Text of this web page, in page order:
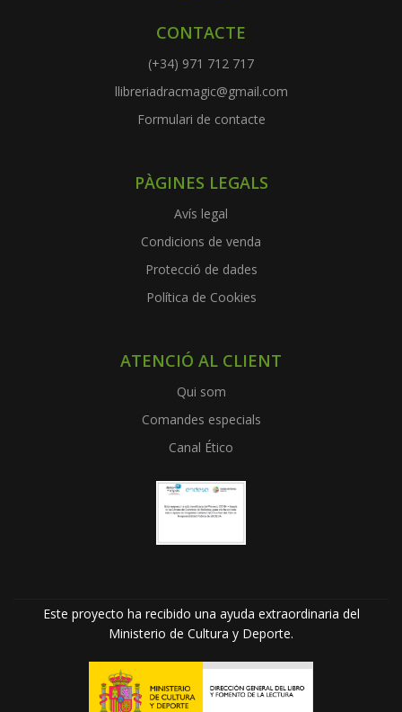
CONTACTE
(+34) 971 712 717
llibreriadracmagic@gmail.com
Formulari de contacte
PÀGINES LEGALS
Avís legal
Condicions de venda
Protecció de dades
Política de Cookies
ATENCIÓ AL CLIENT
Qui som
Comandes especials
Canal Ético
Este proyecto ha recibido una ayuda extraordinaria del
Ministerio de Cultura y Deporte.